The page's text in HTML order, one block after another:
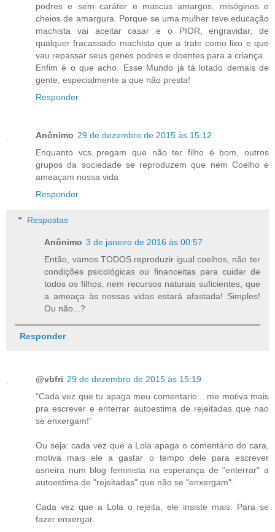
podres e sem caráter e mascus amargos, misóginos e
cheios de amargura. Porque se uma mulher teve educação
machista vai aceitar casar e o PIOR, engravidar, de
qualquer fracassado machista que a trate como lixo e que
vau repassar seus genes podres e doentes para a criança.
Enfim é o que acho. Esse Mundo já tá lotado demais de
gente, especialmente a que não presta!
Responder
Anônimo 29 de dezembro de 2015 às 15:12
Enquanto vcs pregam que não ter filho é bom, outros
grupos da sociedade se reproduzem que nem Coelho e
ameaçam nossa vida
Responder
Respostas
Anônimo 3 de janeiro de 2016 às 00:57
Então, vamos TODOS reproduzir igual coelhos, não ter
condições psicológicas ou financeitas para cuidar de
todos os filhos, nem recursos naturais suficientes, que
a ameaça às nossas vidas estará afastada! Simples!
Ou não...?
Responder
@vbfri 29 de dezembro de 2015 às 15:19
"Cada vez que tu apaga meu comentario... me motiva mais
pra escrever e enterrar autoestima de rejeitadas que nao
se enxergam!"
Ou seja: cada vez que a Lola apaga o comentário do cara,
motiva mais ele a gastar o tempo dele para escrever
asneira num blog feminista na esperança de "enterrar" a
autoestima de "rejeitadas" que não se "enxergam".
Cada vez que a Lola o rejeita, ele insiste mais. Para se
fazer enxergar.